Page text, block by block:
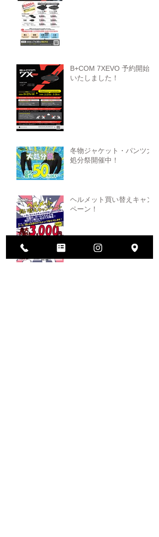
B+COM 7XEVO 予約開始
いたしました！
冬物ジャケット・パンツ大
処分祭開催中！
ヘルメット買い替えキャン
ペーン！